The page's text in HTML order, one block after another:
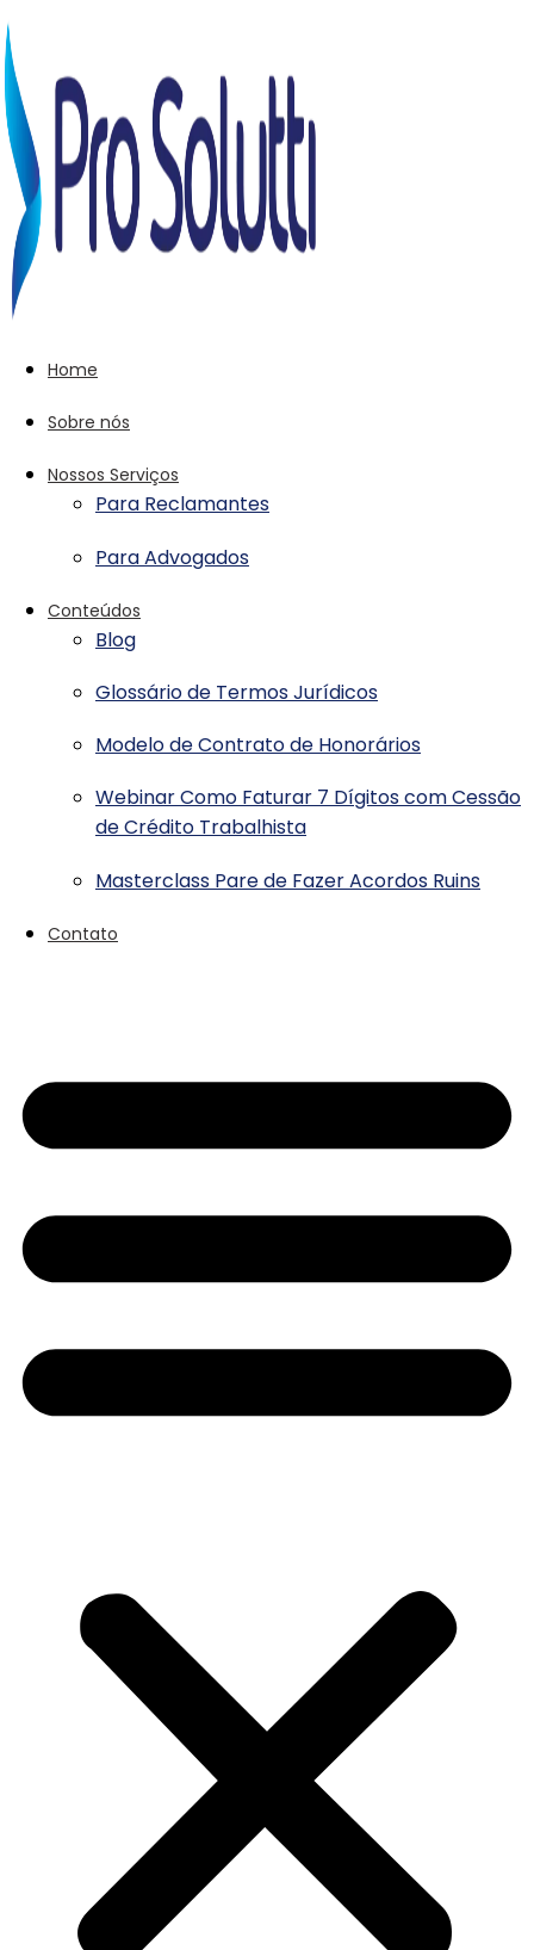
Home
Sobre nós
Nossos Serviços
Para Reclamantes
Para Advogados
Conteúdos
Blog
Glossário de Termos Jurídicos
Modelo de Contrato de Honorários
Webinar Como Faturar 7 Dígitos com Cessão
de Crédito Trabalhista
Masterclass Pare de Fazer Acordos Ruins
Contato